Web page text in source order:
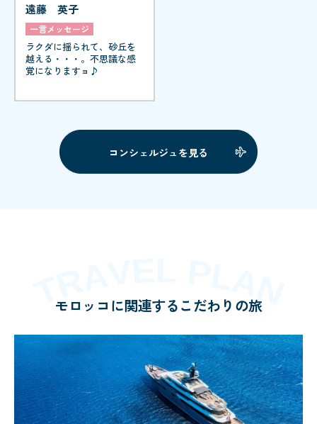
遠藤 英子
一言メッセージ
ラクダに揺られて、砂丘を
越える・・・。不思議な感
覚になりますョ♪
コンシェルジュを見る
モロッコに関連するこだわりの旅